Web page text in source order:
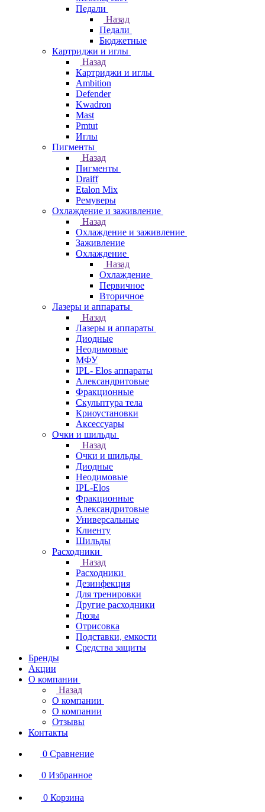
Педали
Назад
Педали
Бюджетные
Картриджи и иглы
Назад
Картриджи и иглы
Ambition
Defender
Kwadron
Mast
Pmtut
Иглы
Пигменты
Назад
Пигменты
Draiff
Etalon Mix
Ремуверы
Охлаждение и заживление
Назад
Охлаждение и заживление
Заживление
Охлаждение
Назад
Охлаждение
Первичное
Вторичное
Лазеры и аппараты
Назад
Лазеры и аппараты
Диодные
Неодимовые
МФУ
IPL- Elos аппараты
Александритовые
Фракционные
Скульптура тела
Криоустановки
Аксессуары
Очки и шильды
Назад
Очки и шильды
Диодные
Неодимовые
IPL-Elos
Фракционные
Александритовые
Универсальные
Клиенту
Шильды
Расходники
Назад
Расходники
Дезинфекция
Для тренировки
Другие расходники
Дюзы
Отрисовка
Подставки, емкости
Средства защиты
Бренды
Акции
О компании
Назад
О компании
О компании
Отзывы
Контакты
0 Сравнение
0 Избранное
0 Корзина